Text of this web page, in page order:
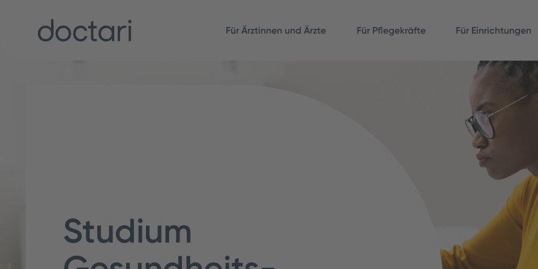
Für Ärztinnen und Ärzte Für Pflegekräfte Für Einrichtungen
Studium